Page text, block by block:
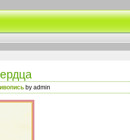
by admin